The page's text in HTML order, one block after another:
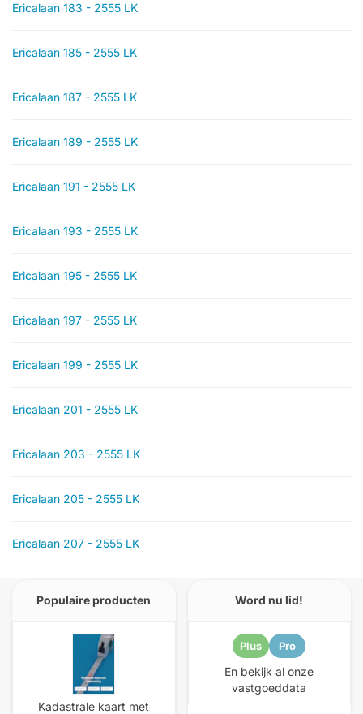
Ericalaan 183 - 2555 LK
Ericalaan 185 - 2555 LK
Ericalaan 187 - 2555 LK
Ericalaan 189 - 2555 LK
Ericalaan 191 - 2555 LK
Ericalaan 193 - 2555 LK
Ericalaan 195 - 2555 LK
Ericalaan 197 - 2555 LK
Ericalaan 199 - 2555 LK
Ericalaan 201 - 2555 LK
Ericalaan 203 - 2555 LK
Ericalaan 205 - 2555 LK
Ericalaan 207 - 2555 LK
Populaire producten
Kadastrale kaart met
Word nu lid!
Plus Pro
En bekijk al onze
vastgoeddata